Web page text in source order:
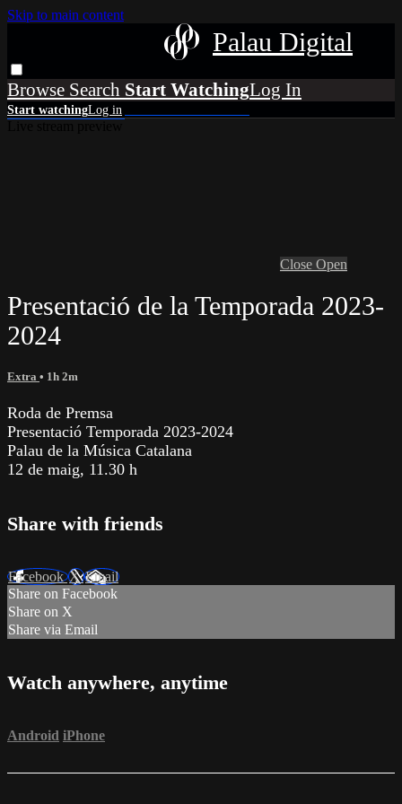
Skip to main content
Palau Digital
Browse Search
Close Open
Presentació de la Temporada 2023-
2024
Extra • 1h 2m
Roda de Premsa
Presentació Temporada 2023-2024
Palau de la Música Catalana
12 de maig, 11.30 h
Share with friends
FacebookXEmail
Share on Facebook
Share on X
Share via Email
Watch anywhere, anytime
Android iPhone